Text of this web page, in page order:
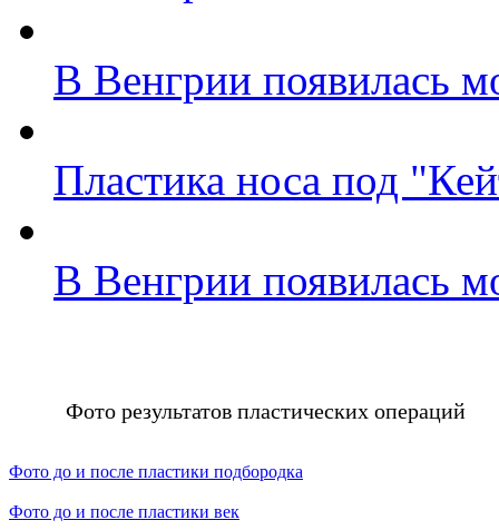
В Венгрии появилась
Пластика носа под
В Венгрии появилась
Фото результатов пластических операций
Фото до и после пластики подбородка
Фото до и после пластики век